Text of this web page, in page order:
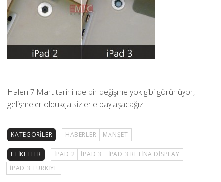
Halen 7 Mart tarihinde bir değişme yok gibi görünüyor,
gelişmeler oldukça sizlerle paylaşacağız.
KATEGORILER HABERLER MANŞET
ETIKETLER IPAD 2 IPAD 3
IPAD 3 RETINA DISPLAY
IPAD 3 TURKIYE